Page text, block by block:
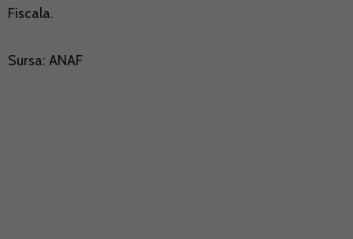
Fiscala.
Sursa: ANAF